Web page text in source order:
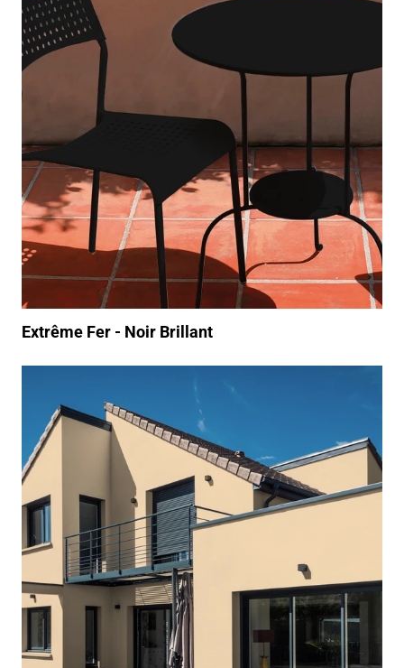
Extrême Fer - Noir Brillant